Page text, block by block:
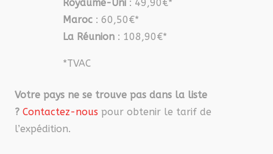
Royaume-Uni : 49,90€*
Maroc : 60,50€*
La Réunion : 108,90€*
*TVAC
Votre pays ne se trouve pas dans la liste
? Contactez-nous pour obtenir le tarif de
l’expédition.